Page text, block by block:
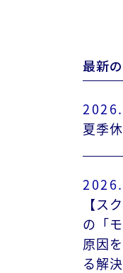
最新
夏季
【ス
の「
原因
る解